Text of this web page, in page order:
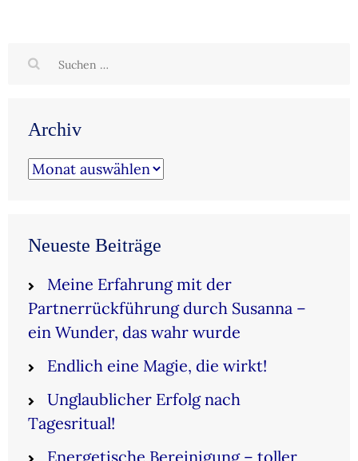
Suchen
Archiv
Archiv
Neueste Beiträge
Meine Erfahrung mit der
Partnerrückführung durch Susanna –
ein Wunder, das wahr wurde
Endlich eine Magie, die wirkt!
Unglaublicher Erfolg nach
Tagesritual!
Energetische Bereinigung – toller